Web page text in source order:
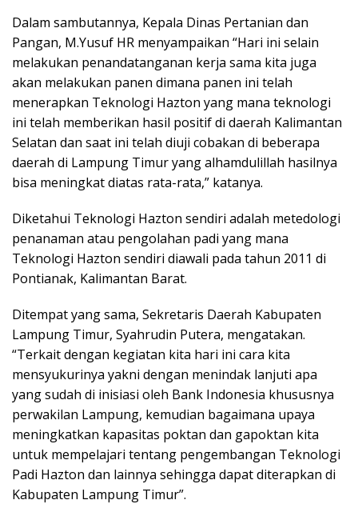
Dalam sambutannya, Kepala Dinas Pertanian dan
Pangan, M.Yusuf HR menyampaikan “Hari ini selain
melakukan penandatanganan kerja sama kita juga
akan melakukan panen dimana panen ini telah
menerapkan Teknologi Hazton yang mana teknologi
ini telah memberikan hasil positif di daerah Kalimantan
Selatan dan saat ini telah diuji cobakan di beberapa
daerah di Lampung Timur yang alhamdulillah hasilnya
bisa meningkat diatas rata-rata,” katanya.
Diketahui Teknologi Hazton sendiri adalah metedologi
penanaman atau pengolahan padi yang mana
Teknologi Hazton sendiri diawali pada tahun 2011 di
Pontianak, Kalimantan Barat.
Ditempat yang sama, Sekretaris Daerah Kabupaten
Lampung Timur, Syahrudin Putera, mengatakan.
“Terkait dengan kegiatan kita hari ini cara kita
mensyukurinya yakni dengan menindak lanjuti apa
yang sudah di inisiasi oleh Bank Indonesia khususnya
perwakilan Lampung, kemudian bagaimana upaya
meningkatkan kapasitas poktan dan gapoktan kita
untuk mempelajari tentang pengembangan Teknologi
Padi Hazton dan lainnya sehingga dapat diterapkan di
Kabupaten Lampung Timur”.